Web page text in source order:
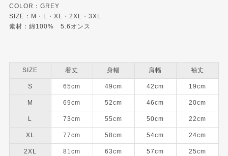
COLOR：GREY
SIZE：M・L・XL・2XL・3XL
素材：綿100% 5.6オンス
SIZE 着丈 身幅 肩幅 袖丈
S 65cm 49cm 42cm 19cm
M 69cm 52cm 46cm 20cm
L 73cm 55cm 50cm 22cm
XL 77cm 58cm 54cm 24cm
2XL 81cm 63cm 57cm 25cm